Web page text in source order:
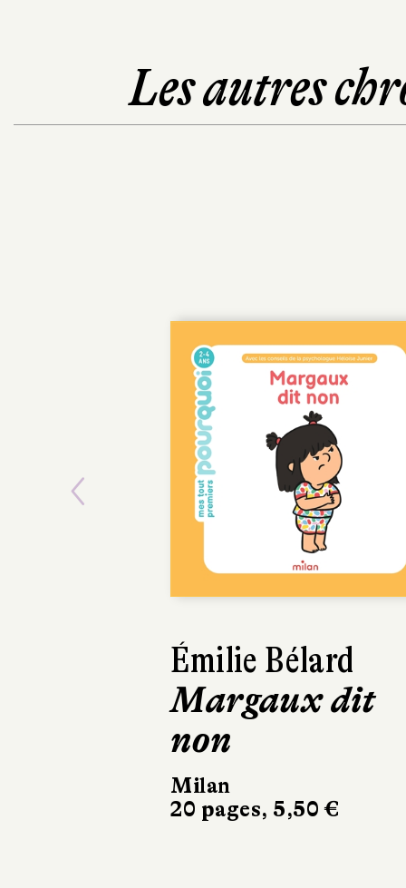
Les autres
Émilie Bélard
Margaux dit
non
Milan
20 pages, 5,50 €
Félix
22
Previous